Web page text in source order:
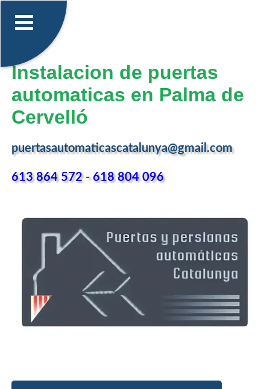
Instalacion de puertas
automaticas en Palma de
Cervelló
puertasautomaticascatalunya@gmail.com
613 864 572-618 804 096